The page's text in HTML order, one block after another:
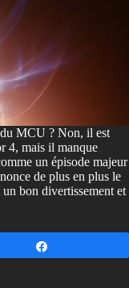
MCU ? Non, il est
4, mais il manque
un épisode majeur
de plus en plus le
bon divertissement et